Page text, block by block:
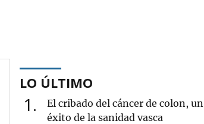
LO ÚLTIMO
1
El cribado del cáncer de colon, un
éxito de la sanidad vasca